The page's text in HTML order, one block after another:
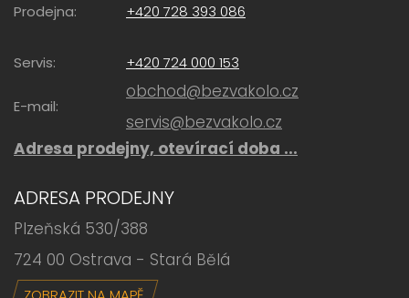
Prodejna: +420 728 393 086
Servis: +420 724 000 153
E-mail:
obchod@bezvakolo.cz
servis@bezvakolo.cz
Adresa prodejny, otevírací doba ...
ADRESA PRODEJNY
Plzeňská 530/388
724 00 Ostrava - Stará Bělá